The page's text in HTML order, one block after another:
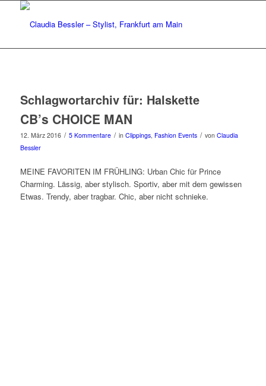
Schlagwortarchiv für: Halskette
CB’s CHOICE MAN
12. März 2016 / 5 Kommentare / in Clippings, Fashion Events / von Claudia
Bessler
MEINE FAVORITEN IM FRÜHLING: Urban Chic für Prince
Charming. Lässig, aber stylisch. Sportiv, aber mit dem gewissen
Etwas. Trendy, aber tragbar. Chic, aber nicht schnieke.